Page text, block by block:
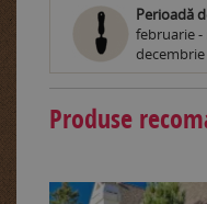
Perioadă
februarie
decembrie
Produse